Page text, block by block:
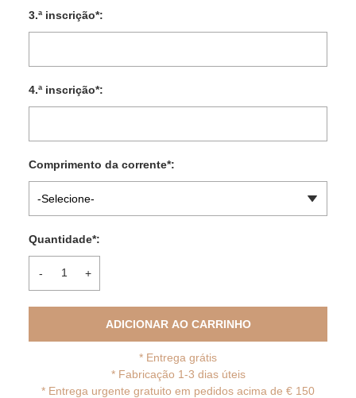
3.ª inscrição*:
4.ª inscrição*:
Comprimento da corrente*:
-Selecione-
Quantidade*:
- +
ADICIONAR AO CARRINHO
* Entrega grátis
* Fabricação 1-3 dias úteis
* Entrega urgente gratuito em pedidos acima de € 150